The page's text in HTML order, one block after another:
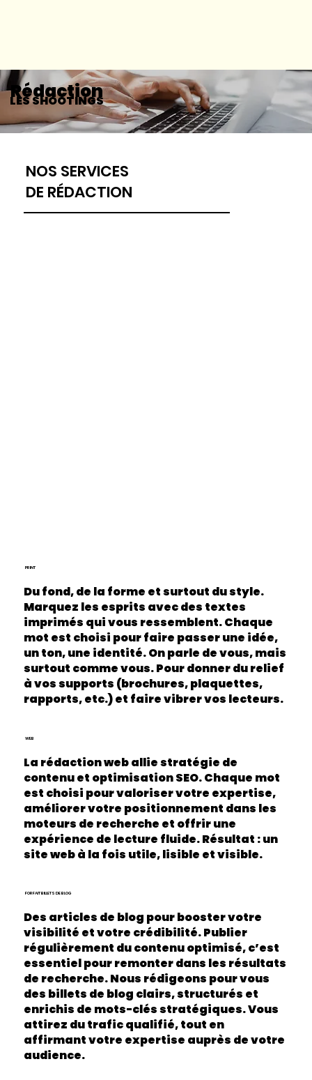
Rédaction
LES SHOOTINGS
NOS SERVICES
DE RÉDACTION
Du fond, de la forme et surtout du style.
Marquez les esprits avec des textes
imprimés qui vous ressemblent. Chaque
mot est choisi pour faire passer une idée,
un ton, une identité. On parle de vous, mais
surtout comme vous. Pour donner du relief
à vos supports (brochures, plaquettes,
rapports, etc.) et faire vibrer vos lecteurs.
PRINT
La rédaction web allie stratégie de
contenu et optimisation SEO. Chaque mot
est choisi pour valoriser votre expertise,
améliorer votre positionnement dans les
moteurs de recherche et offrir une
expérience de lecture fluide. Résultat : un
site web à la fois utile, lisible et visible.
WEB
Des articles de blog pour booster votre
visibilité et votre crédibilité. Publier
régulièrement du contenu optimisé, c’est
essentiel pour remonter dans les résultats
de recherche. Nous rédigeons pour vous
des billets de blog clairs, structurés et
enrichis de mots-clés stratégiques. Vous
attirez du trafic qualifié, tout en
affirmant votre expertise auprès de votre
audience.
FORFAIT BILLETS DE BLOG